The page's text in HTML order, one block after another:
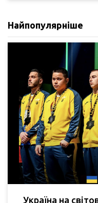
Найпопулярніше
Україна на